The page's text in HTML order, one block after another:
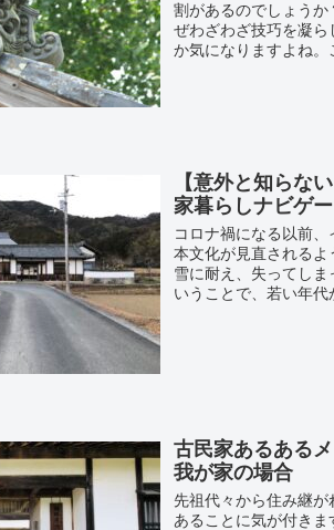
割があるのでしょう
ぜわざわざ技巧を凝
か気になりますよね。
【意外と知らな
家暮らしナビゲ
コロナ禍になる以前
本文化が見直される
雪に耐え、失ってし
いうことで、若い年代
古民家あるある
我が家の場合
先祖代々から住み継
あることに気が付き